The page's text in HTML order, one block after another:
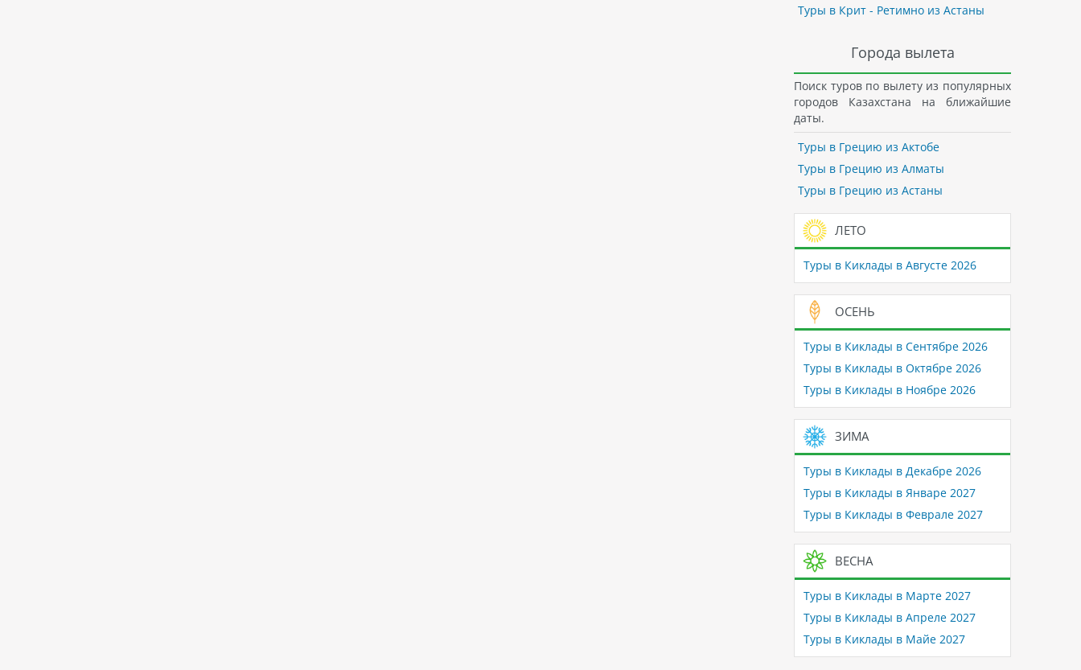
Туры в Крит - Ретимно из Астаны
Города вылета
Поиск туров по вылету из популярных
городов Казахстана на ближайшие
даты.
Туры в Грецию из Актобе
Туры в Грецию из Алматы
Туры в Грецию из Астаны
ЛЕТО
Туры в Киклады в Августе 2026
ОСЕНЬ
Туры в Киклады в Сентябре 2026
Туры в Киклады в Октябре 2026
Туры в Киклады в Ноябре 2026
ЗИМА
Туры в Киклады в Декабре 2026
Туры в Киклады в Январе 2027
Туры в Киклады в Феврале 2027
ВЕСНА
Туры в Киклады в Марте 2027
Туры в Киклады в Апреле 2027
Туры в Киклады в Майе 2027